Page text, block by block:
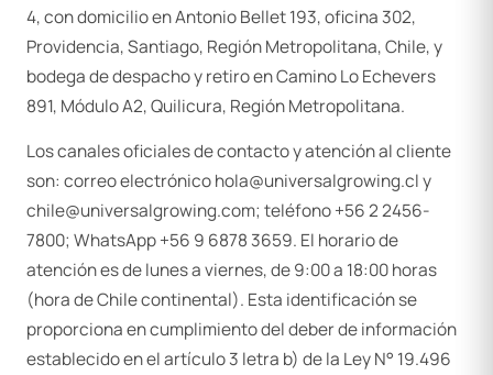
4, con domicilio en Antonio Bellet 193, oficina 302,
Providencia, Santiago, Región Metropolitana, Chile, y
bodega de despacho y retiro en Camino Lo Echevers
891, Módulo A2, Quilicura, Región Metropolitana.
Los canales oficiales de contacto y atención al cliente
son: correo electrónico hola@universalgrowing.cl y
chile@universalgrowing.com; teléfono +56 2 2456-
7800; WhatsApp +56 9 6878 3659. El horario de
atención es de lunes a viernes, de 9:00 a 18:00 horas
(hora de Chile continental). Esta identificación se
proporciona en cumplimiento del deber de información
establecido en el artículo 3 letra b) de la Ley N° 19.496